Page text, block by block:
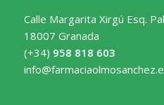
Calle Margarita Xirgú Esq.
18007 Granada
(+34) 958 818 603